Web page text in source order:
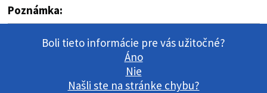
Poznámka:
Boli tieto informácie pre vás užitočné?
Áno
Nie
Našli ste na stránke chybu?